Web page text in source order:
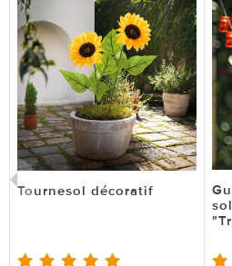
Tournesol décoratif